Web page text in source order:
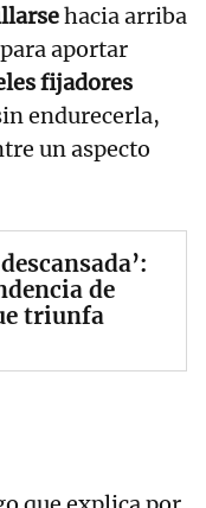
hacia arriba
aportar
fijadores
endurecerla,
un aspecto
de
triunfa